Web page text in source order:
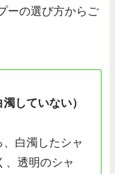
ーの選び方からご
していない）
白濁したシャ
、透明のシャ